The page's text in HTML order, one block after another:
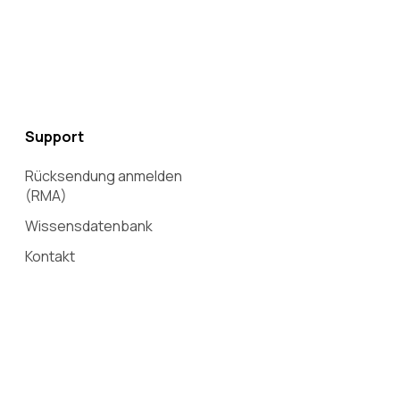
Support
Rücksendung anmelden
(RMA)
Wissensdatenbank
Kontakt